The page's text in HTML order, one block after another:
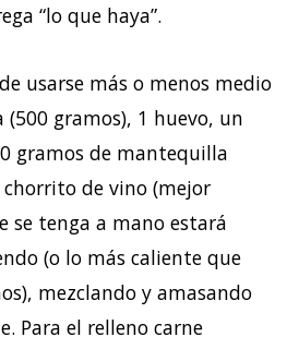
“lo que haya”.
usarse más o menos medio
gramos), 1 huevo, un
gramos de mantequilla
de vino (mejor
se tenga a mano estará
(o lo más caliente que
mezclando y amasando
Para el relleno carne